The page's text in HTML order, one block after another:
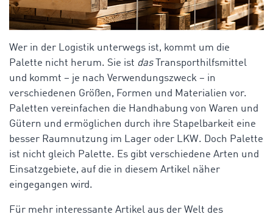
Wer in der Logistik unterwegs ist, kommt um die
Palette nicht herum. Sie ist dasTransporthilfsmittel
und kommt – je nach Verwendungszweck – in
verschiedenen Größen, Formen und Materialien vor.
Paletten vereinfachen die Handhabung von Waren und
Gütern und ermöglichen durch ihre Stapelbarkeit eine
besser Raumnutzung im Lager oder LKW. Doch Palette
ist nicht gleich Palette. Es gibt verschiedene Arten und
Einsatzgebiete, auf die in diesem Artikel näher
eingegangen wird.
Für mehr interessante Artikel aus der Welt des